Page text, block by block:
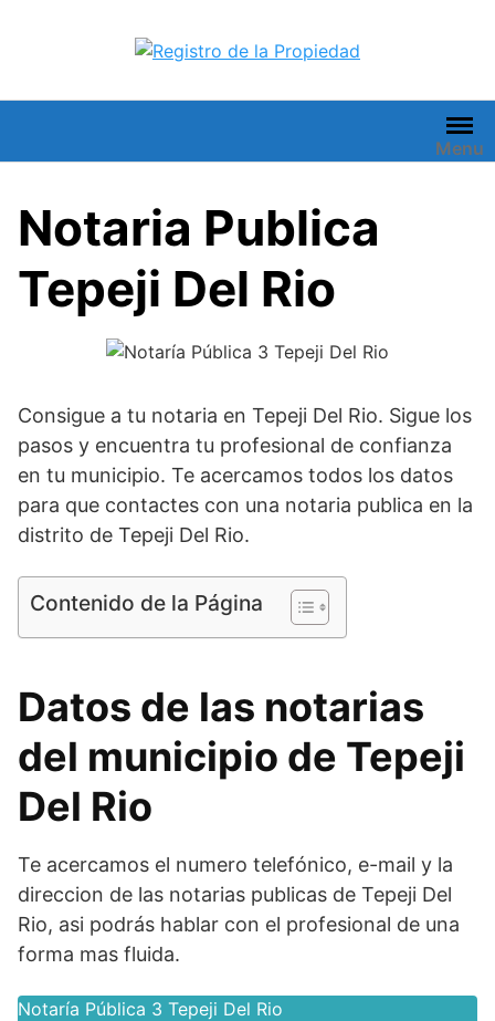
Menu
Notaria Publica
Tepeji Del Rio
Consigue a tu notaria en Tepeji Del Rio. Sigue los
pasos y encuentra tu profesional de confianza
en tu municipio. Te acercamos todos los datos
para que contactes con una notaria publica en la
distrito de Tepeji Del Rio.
Contenido de la Página
Datos de las notarias
del municipio de Tepeji
Del Rio
Te acercamos el numero telefónico, e-mail y la
direccion de las notarias publicas de Tepeji Del
Rio, asi podrás hablar con el profesional de una
forma mas fluida.
Notaría Pública 3 Tepeji Del Rio